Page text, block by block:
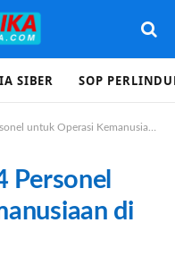
SIBER SOP
Operasi Kemanusiaan di Papua Barat
Personel
di